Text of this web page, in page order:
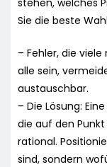
Sie die beste
– Fehler, die
alle sein,
austauschbar.
– Die Lösung:
die auf den
rational.
sind, sondern